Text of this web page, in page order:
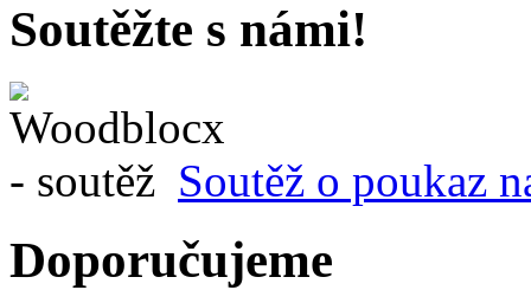
Soutěžte s námi!
Soutěž o poukaz
Doporučujeme